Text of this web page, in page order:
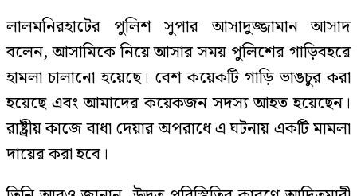
লালমনিরহাটের পুলিশ সুপার আসাদুজ্জামান আসাদ
বলেন, আসামিকে নিয়ে আসার সময় পুলিশের গাড়িবহরে
হামলা চালানো হয়েছে। বেশ কয়েকটি গাড়ি ভাঙচুর করা
হয়েছে এবং আমাদের কয়েকজন সদস্য আহত হয়েছেন।
রাষ্ট্রীয় কাজে বাধা দেয়ার অপরাধে এ ঘটনায় একটি মামলা
দায়ের করা হবে।